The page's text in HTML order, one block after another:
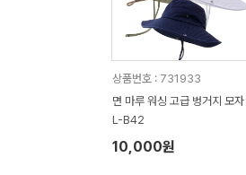
상품번호 : 731933
면 마루 워싱 고급 벙거지 모
L-B42
10,000원